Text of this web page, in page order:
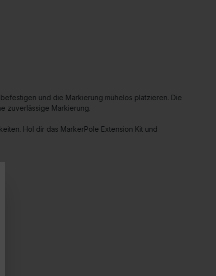
und die Markierung mühelos platzieren. Die
zuverlässige Markierung.
Hol dir das MarkerPole Extension Kit und